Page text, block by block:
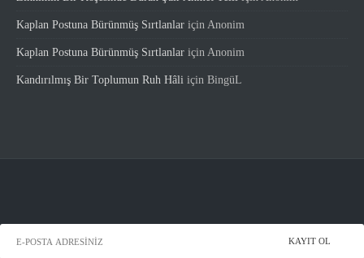
Kaplan Postuna Bürünmüş Sırtlanlar için Anonim
Kaplan Postuna Bürünmüş Sırtlanlar için Anonim
Kandırılmış Bir Toplumun Ruh Hâli için BingüL